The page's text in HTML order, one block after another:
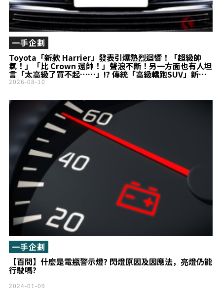
Toyota「新款 Harrier」發表引爆熱烈迴響！「超級帥
氣！」「比 Crown 還帥！」聲浪不斷！另一方面也有人坦
言「太高級了買不起……」!? 傳統「高級轎跑SUV」新款
進化為「HEV專用車」！
一手企劃
2026-08-10
【百問】什麼是電瓶警示燈? 閃燈原因及因應法，亮燈仍能
行駛嗎?
一手企劃
2024-01-09